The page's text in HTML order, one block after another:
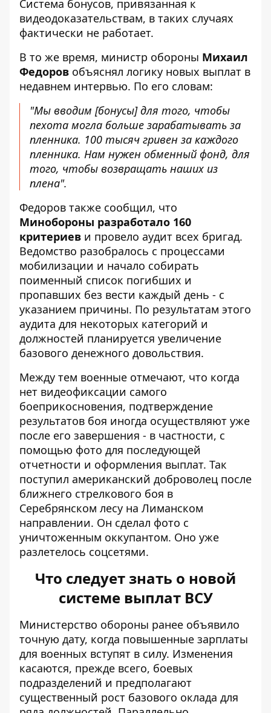
Система бонусов, привязанная к
видеодоказательствам, в таких случаях
фактически не работает.
В то же время, министр обороны Михаил
Федоров объяснял логику новых выплат в
недавнем интервью. По его словам:
"Мы вводим [бонусы] для того, чтобы
пехота могла больше зарабатывать за
пленника. 100 тысяч гривен за каждого
пленника. Нам нужен обменный фонд, для
того, чтобы возвращать наших из
плена".
Федоров также сообщил, что
Минобороны разработало 160
критериев и провело аудит всех бригад.
Ведомство разобралось с процессами
мобилизации и начало собирать
поименный список погибших и
пропавших без вести каждый день - с
указанием причины. По результатам этого
аудита для некоторых категорий и
должностей планируется увеличение
базового денежного довольствия.
Между тем военные отмечают, что когда
нет видеофиксации самого
боеприкосновения, подтверждение
результатов боя иногда осуществляют уже
после его завершения - в частности, с
помощью фото для последующей
отчетности и оформления выплат. Так
поступил американский доброволец после
ближнего стрелкового боя в
Серебрянском лесу на Лиманском
направлении. Он сделал фото с
уничтоженным оккупантом. Оно уже
разлетелось соцсетями.
Что следует знать о новой
системе выплат ВСУ
Министерство обороны ранее объявило
точную дату, когда повышенные зарплаты
для военных вступят в силу. Изменения
касаются, прежде всего, боевых
подразделений и предполагают
существенный рост базового оклада для